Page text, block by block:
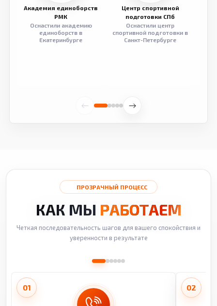
Академия единоборств
РМК
Оснастили академию
единоборств в
Екатеринбурге
Центр спортивной
подготовки СПб
Оснастили центр
спортивной подготовки в
Санкт-Петербурге
ПРОЗРАЧНЫЙ ПРОЦЕСС
КАК МЫ РАБОТАЕМ
Четкая последовательность шагов для вашего спокойствия и
уверенности в результате
01 02